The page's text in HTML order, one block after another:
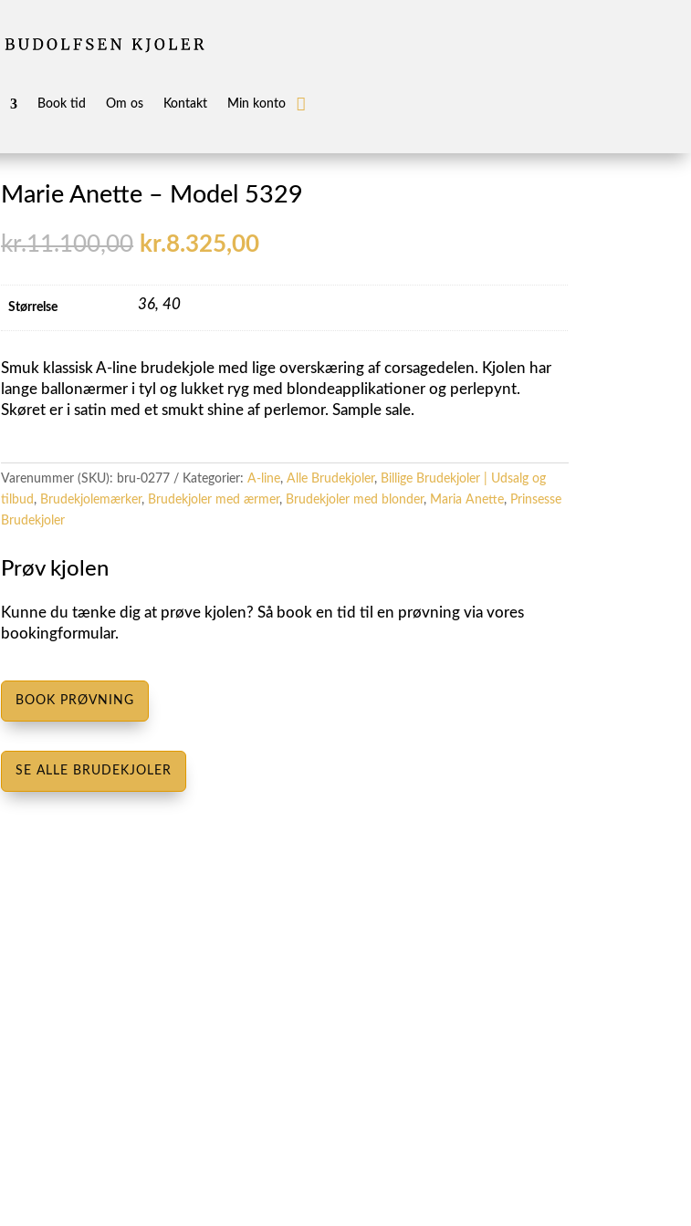
Book tid Om os Kontakt Min konto
Marie Anette – Model 5329
kr.11.100,00 Den
pris
var:
kr.11.100,00.
kr.8.325,00Den
pris
kr.8.325,00.
Størrelse 36,40
Smuk klassisk A-line brudekjole med lige overskæring af corsagedelen. Kjolen har
lange ballonærmer i tyl og lukket ryg med blondeapplikationer og perlepynt.
Skøret er i satin med et smukt shine af perlemor. Sample sale.
Varenummer (SKU): bru-0277 Kategorier:A-line,Alle Brudekjoler, Billige Brudekjoler | Udsalg og
tilbud , Brudekjolemærker, Brudekjoler med ærmer, Brudekjoler med blonder, Maria Anette, Prinsesse
Brudekjoler
Prøv kjolen
Kunne du tænke dig at prøve kjolen? Så book en tid til en prøvning via vores
bookingformular.
BOOK PRØVNING
SE ALLE BRUDEKJOLER